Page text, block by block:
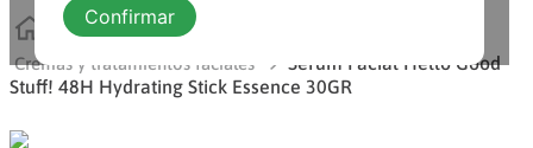
Confirmar
Cuidado personal
Cremas y tratamientos faciales
Serum Facial Hello Good
Stuff! 48H Hydrating Stick Essence 30GR
TÉRMINOS MÁS BUSCADOS
1
2.
chocolate